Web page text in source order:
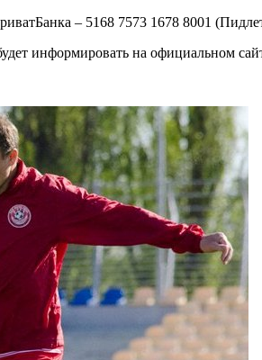
– 5168 7573 1678 8001
информировать на официальном